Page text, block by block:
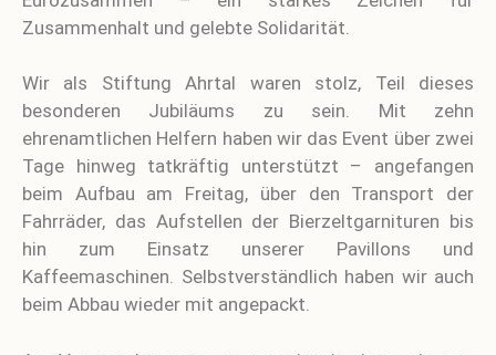
Zusammenhalt und gelebte Solidarität.
Wir als Stiftung Ahrtal waren stolz, Teil dieses
besonderen Jubiläums zu sein. Mit zehn
ehrenamtlichen Helfern haben wir das Event über zwei
Tage hinweg tatkräftig unterstützt – angefangen
beim Aufbau am Freitag, über den Transport der
Fahrräder, das Aufstellen der Bierzeltgarnituren bis
hin zum Einsatz unserer Pavillons und
Kaffeemaschinen. Selbstverständlich haben wir auch
beim Abbau wieder mit angepackt.